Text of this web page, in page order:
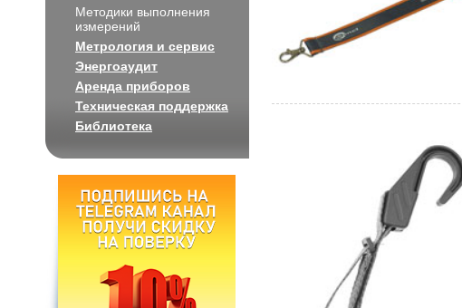
Методики выполнения
измерений
Метрология и сервис
Энергоаудит
Аренда приборов
Техническая поддержка
Библиотека